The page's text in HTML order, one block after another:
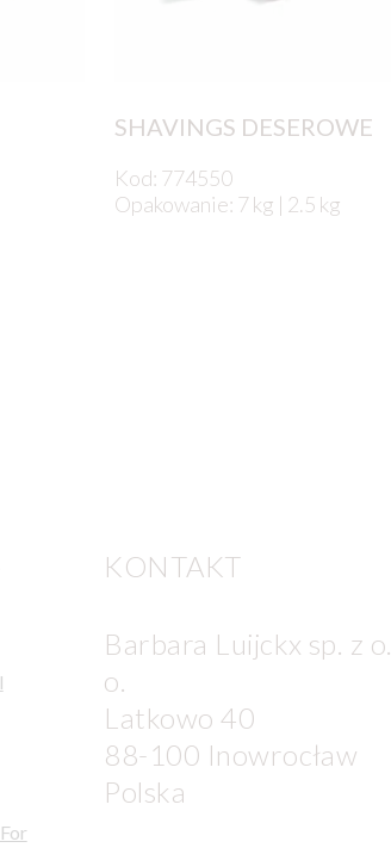
SHAVINGS DESEROWE
Kod: 774550
Opakowanie: 7 kg | 2.5 kg
KONTAKT
Barbara Luijckx sp. z o.
o.
Latkowo 40
88-100 Inowrocław
Polska